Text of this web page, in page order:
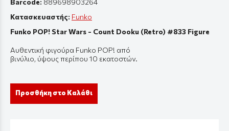
Barcode: 889698903264
Κατασκευαστής: Funko
Funko POP! Star Wars - Count Dooku (Retro) #833 Figure
Αυθεντική φιγούρα Funko POP! από
βινύλιο, ύψουςπερίπου 10 εκατοστών.
Προσθήκη στο Καλάθι